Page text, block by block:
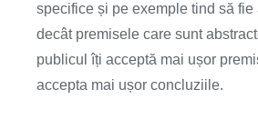
specifice și pe exemple tind să fie
decât premisele care sunt
publicul îți acceptă mai ușor
accepta mai ușor concluziile.